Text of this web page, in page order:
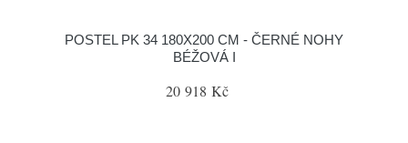
POSTEL PK 34 180X200 CM - ČERNÉ NOHY
BÉŽOVÁ I
20 918 Kč